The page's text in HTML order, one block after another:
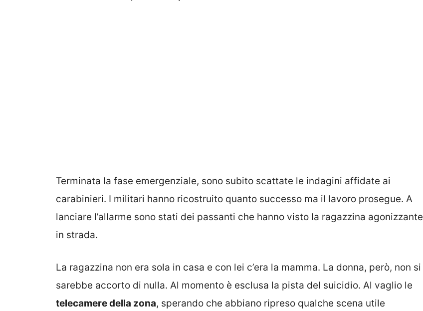
Terminata la fase emergenziale, sono subito scattate le indagini affidate ai
carabinieri. I militari hanno ricostruito quanto successo ma il lavoro prosegue. A
lanciare l’allarme sono stati dei passanti che hanno visto la ragazzina agonizzante
in strada.
La ragazzina non era sola in casa e con lei c’era la mamma. La donna, però, non si
sarebbe accorto di nulla. Al momento è esclusa la pista del suicidio. Al vaglio le
telecamere della zona, sperando che abbiano ripreso qualche scena utile